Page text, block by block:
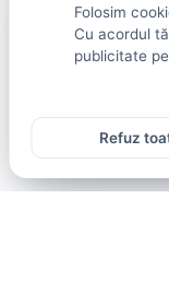
Folosim
Cu acordul
publicitate
Refuz